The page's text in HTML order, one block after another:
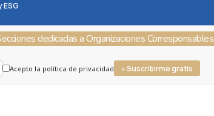
dedicadas a Organizaciones Corresponsables
Acepto la política de privacidad » Suscribirme gratis